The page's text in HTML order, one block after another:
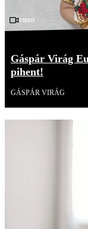
Videó
Gáspár Virág
pihent!
GÁSPÁR VIRÁG